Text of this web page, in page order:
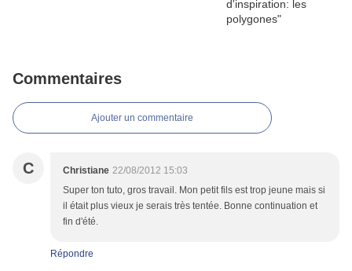
Commentaires
Ajouter un commentaire
C Christiane 22/08/2012 15:03
Super ton tuto, gros travail. Mon petit fils est trop jeune mais si
il était plus vieux je serais très tentée. Bonne continuation et
fin d'été.
Répondre